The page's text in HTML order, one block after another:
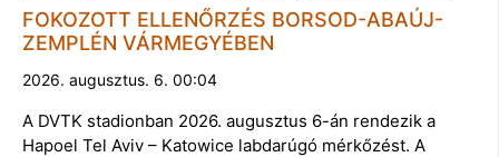
FOKOZOTT ELLENŐRZÉS BORSOD-ABAÚJ-
ZEMPLÉN VÁRMEGYÉBEN
2026. augusztus. 6. 00:04
A DVTK stadionban 2026. augusztus 6-án rendezik a
Hapoel Tel Aviv – Katowice labdarúgó mérkőzést. A